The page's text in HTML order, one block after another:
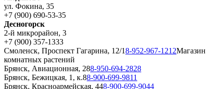
ул. Фокина, 35
+7 (900) 690-53-35
Десногорск
2-й микрорайон, 3
+7 (900) 357-1333
Смоленск, Проспект Гагарина, 12/18-952-967-1212Магазин
комнатных растений
Брянск, Авиационная, 288-950-694-2828
Брянск, Бежицкая, 1, к.88-900-699-9811
Брянск, Красноармейская, 448-900-699-9044